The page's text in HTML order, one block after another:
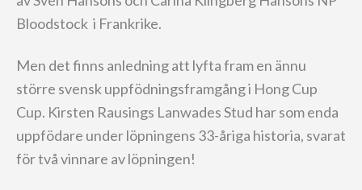
Bloodstock i Frankrike.
Men det finns anledning att lyfta fram en ännu
större svensk uppfödningsframgång i Hong Cup
Cup. Kirsten Rausings Lanwades Stud har som enda
uppfödare under löpningens 33-åriga historia, svarat
för två vinnare av löpningen!